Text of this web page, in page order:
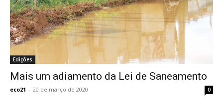
Edições
Mais um adiamento da Lei de Saneamento
eco21 - 20 de março de 2020 0